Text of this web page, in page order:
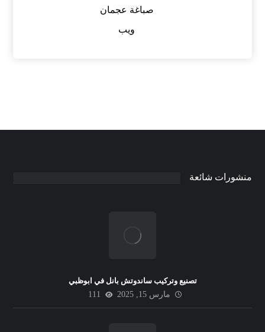
صباغة عجمان
ويب
منشورات شائعة
تصنيع وتركيب ساندوتش بانل في ابوظبي
مارس 15, 2025
111